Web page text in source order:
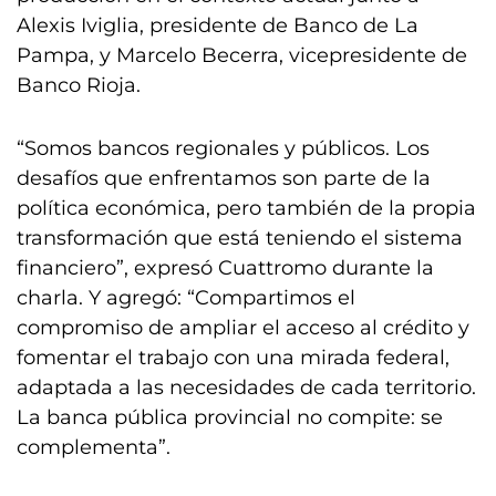
Alexis Iviglia, presidente de Banco de La
Pampa, y Marcelo Becerra, vicepresidente de
Banco Rioja.
“Somos bancos regionales y públicos. Los
desafíos que enfrentamos son parte de la
política económica, pero también de la propia
transformación que está teniendo el sistema
financiero”, expresó Cuattromo durante la
charla. Y agregó: “Compartimos el
compromiso de ampliar el acceso al crédito y
fomentar el trabajo con una mirada federal,
adaptada a las necesidades de cada territorio.
La banca pública provincial no compite: se
complementa”.